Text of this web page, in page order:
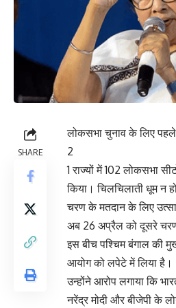
SHARE
लोकसभा चुनाव के लिए
2
1 राज्यों में 102 लोकसभा
किया। चिलचिलाती धूम न
चरण के मतदान के लिए
अब 26 अप्रैल को दूसरे चरण
इस बीच पश्चिम बंगाल की
आयोग को लपेटे में लिया है।
उन्होंने आरोप लगाया कि
नरेंद्र मोदी और बीजेपी के